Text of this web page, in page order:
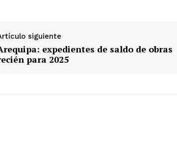
Prensa
siguiente
expedientes de saldo de obras
para 2025